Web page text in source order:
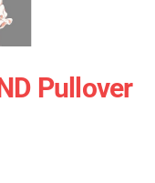
Pullover